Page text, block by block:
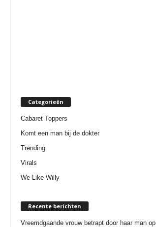
Categorieën
Cabaret Toppers
Komt een man bij de dokter
Trending
Virals
We Like Willy
Recente berichten
Vreemdgaande vrouw betrapt door haar man op